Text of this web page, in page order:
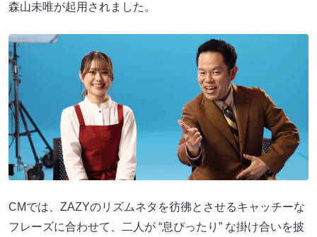
森山未唯が起用されました。
CMでは、ZAZYのリズムネタを彷彿とさせるキャッチーな
フレーズに合わせて、二人が “息ぴったり” な掛け合いを披